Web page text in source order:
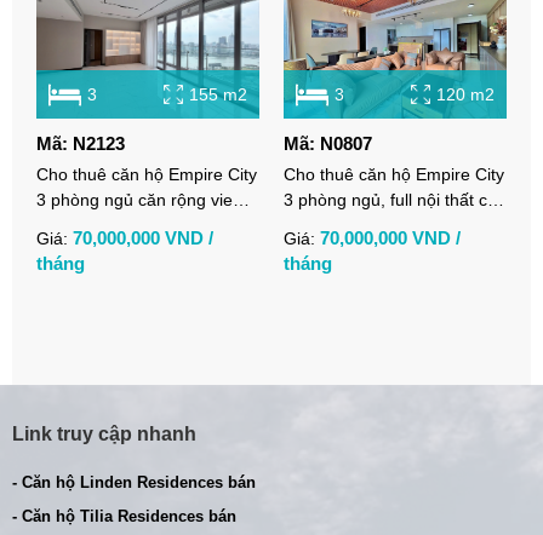
3 155 m2
Mã: N2123
Cho thuê căn hộ Empire City
3 phòng ngủ căn rộng view
Giá: 70,000,000 VND /
tháng
3 120 m2
Mã: N0807
Cho thuê căn hộ Empire City
3 phòng ngủ, full nội thất cao
Giá: 70,000,000 VND /
tháng
Link truy cập nhanh
- Căn hộ Linden Residences bán
- Căn hộ Tilia Residences bán